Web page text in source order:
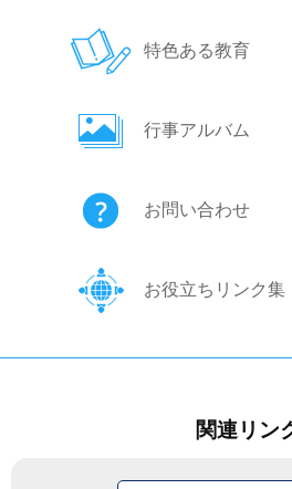
特色ある教育
行事アルバム
お問い合わせ
お役立ちリンク集
関連リン